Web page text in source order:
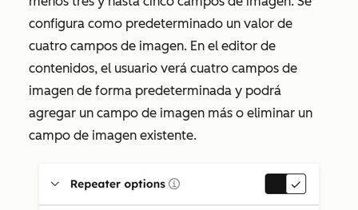
configura como predeterminado un valor de
cuatro campos de imagen. En el editor de
contenidos, el usuario verá cuatro campos de
imagen de forma predeterminada y podrá
agregar un campo de imagen más o eliminar un
campo de imagen existente.